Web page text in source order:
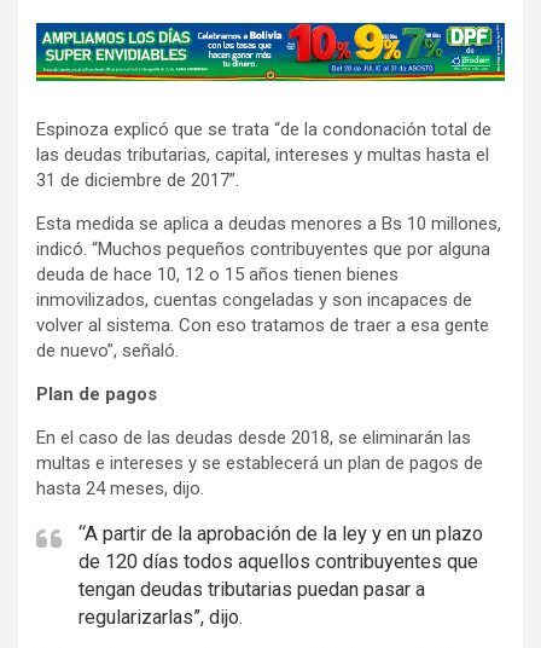
A
d
e
r
i
s
e
m
e
n
:
Espinoza explicó que se trata “de la condonación total de
las deudas tributarias, capital, intereses y multas hasta el
31 de diciembre de 2017”.
Esta medida se aplica a deudas menores a Bs 10 millones,
indicó. “Muchos pequeños contribuyentes que por alguna
deuda de hace 10, 12 o 15 años tienen bienes
inmovilizados, cuentas congeladas y son incapaces de
volver al sistema. Con eso tratamos de traer a esa gente
de nuevo”, señaló.
Plan de pagos
En el caso de las deudas desde 2018, se eliminarán las
multas e intereses y se establecerá un plan de pagos de
hasta 24 meses, dijo.
“A partir de la aprobación de la ley y en un plazo
de 120 días todos aquellos contribuyentes que
tengan deudas tributarias puedan pasar a
regularizarlas”, dijo.